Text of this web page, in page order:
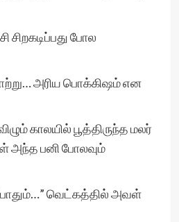
சிறகடிப்பது போல
அரிய பொக்கிஷம் என
காலயில் பூத்திருந்த மலர்
அந்த பனி போலவும்
போதும்…” வெட்கத்தில் அவள்